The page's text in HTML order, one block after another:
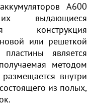
А600
выдающиеся
конструкция
или решеткой
является
методом
внутри
из полых,